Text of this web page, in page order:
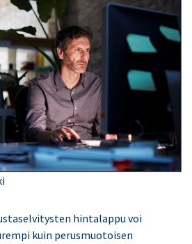
hintalappu voi
kuin perusmuotoisen